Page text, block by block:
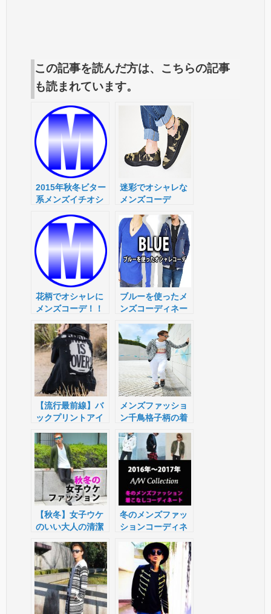
この記事を読んだ方は、こちらの記事
も読まれています。
2015年秋冬ビター
系メンズイチオシ
迷彩でオシャレな
メンズコーデ
花柄でオシャレに
メンズコーデ！！
ブルーを使ったメ
ンズコーディネー
【流行最前線】バ
ックプリントアイ
メンズファッショ
ン千鳥格子柄の着
【秋冬】女子ウケ
のいい大人の清潔
ッション
冬のメンズファッ
ションコーディネ